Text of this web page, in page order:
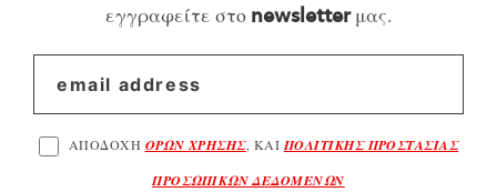
εγγραφείτε στο newsletterμας.
ΑΠΟΔΟΧΗ ΟΡΩΝ ΧΡΗΣΗΣ, ΚΑΙΠΟΛΙΤΙΚΗΣ ΠΡΟΣΤΑΣΙΑΣ
ΠΡΟΣΩΠΙΚΩΝ ΔΕΔΟΜΕΝΩΝ